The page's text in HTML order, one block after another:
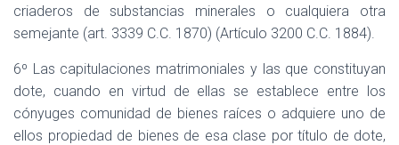
criaderos de substancias minerales o cualquiera otra
semejante (art. 3339 C.C. 1870) (Artículo 3200 C.C. 1884).
6º Las capitulaciones matrimoniales y las que constituyan
dote, cuando en virtud de ellas se establece entre los
cónyuges comunidad de bienes raíces o adquiere uno de
ellos propiedad de bienes de esa clase por título de dote,